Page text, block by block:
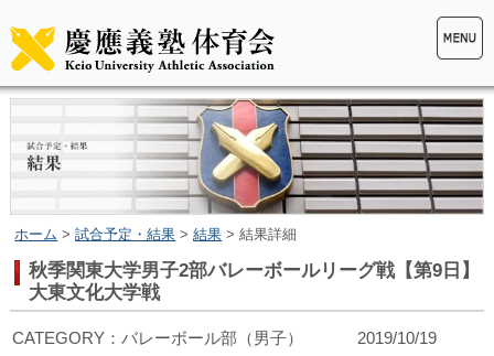
ホーム >試合予定・結果 >結果 > 結果詳細
秋季関東大学男子2部バレーボールリーグ戦【第9日】
大東文化大学戦
CATEGORY：バレーボール部（男子） 2019/10/19